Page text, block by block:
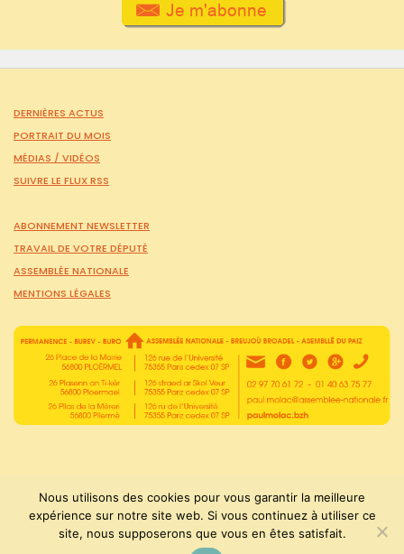
DERNIÈRES ACTUS
PORTRAIT DU MOIS
MÉDIAS / VIDÉOS
SUIVRE LE FLUX RSS
ABONNEMENT NEWSLETTER
TRAVAIL DE VOTRE DÉPUTÉ
ASSEMBLÉE NATIONALE
MENTIONS LÉGALES
PaulMolac © Tous droits réservés 2015-2026
Nous utilisons des cookies pour vous garantir la meilleure
expérience sur notre site web. Si vous continuez à utiliser ce
site, nous supposerons que vous en êtes satisfait.